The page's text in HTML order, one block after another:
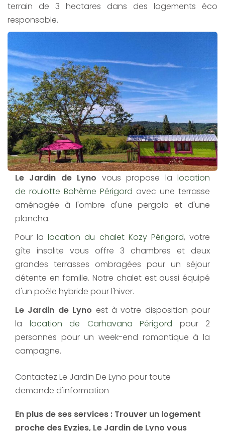
terrain de 3 hectares dans des logements éco
responsable.
Le Jardin de Lyno vous propose lalocation
de roulotte Bohème Périgord avec une terrasse
aménagée à l'ombre d'une pergola et d'une
plancha.
Pour lalocation du chalet Kozy Périgord, votre
gîte insolite vous offre 3 chambres et deux
grandes terrasses ombragées pour un séjour
détente en famille. Notre chalet est aussi équipé
d'un poêle hybride pour l'hiver.
Le Jardin de Lyno​ est à votre disposition pour
la location de Carhavana Périgord pour 2
personnes pour un week-end romantique à la
campagne.
Contactez Le Jardin De Lyno pour toute
demande d'information
En plus de ses services : Trouver un logement
proche des Eyzies, Le Jardin de Lyno vous